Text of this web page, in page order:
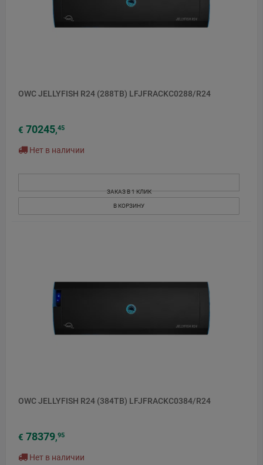
OWC JELLYFISH R24 (288TB) LFJFRACKC0288/R24
€ 70245,45
Нет в наличии
ЗАКАЗ В 1 КЛИК
В КОРЗИНУ
OWC JELLYFISH R24 (384TB) LFJFRACKC0384/R24
€ 78379,95
Нет в наличии